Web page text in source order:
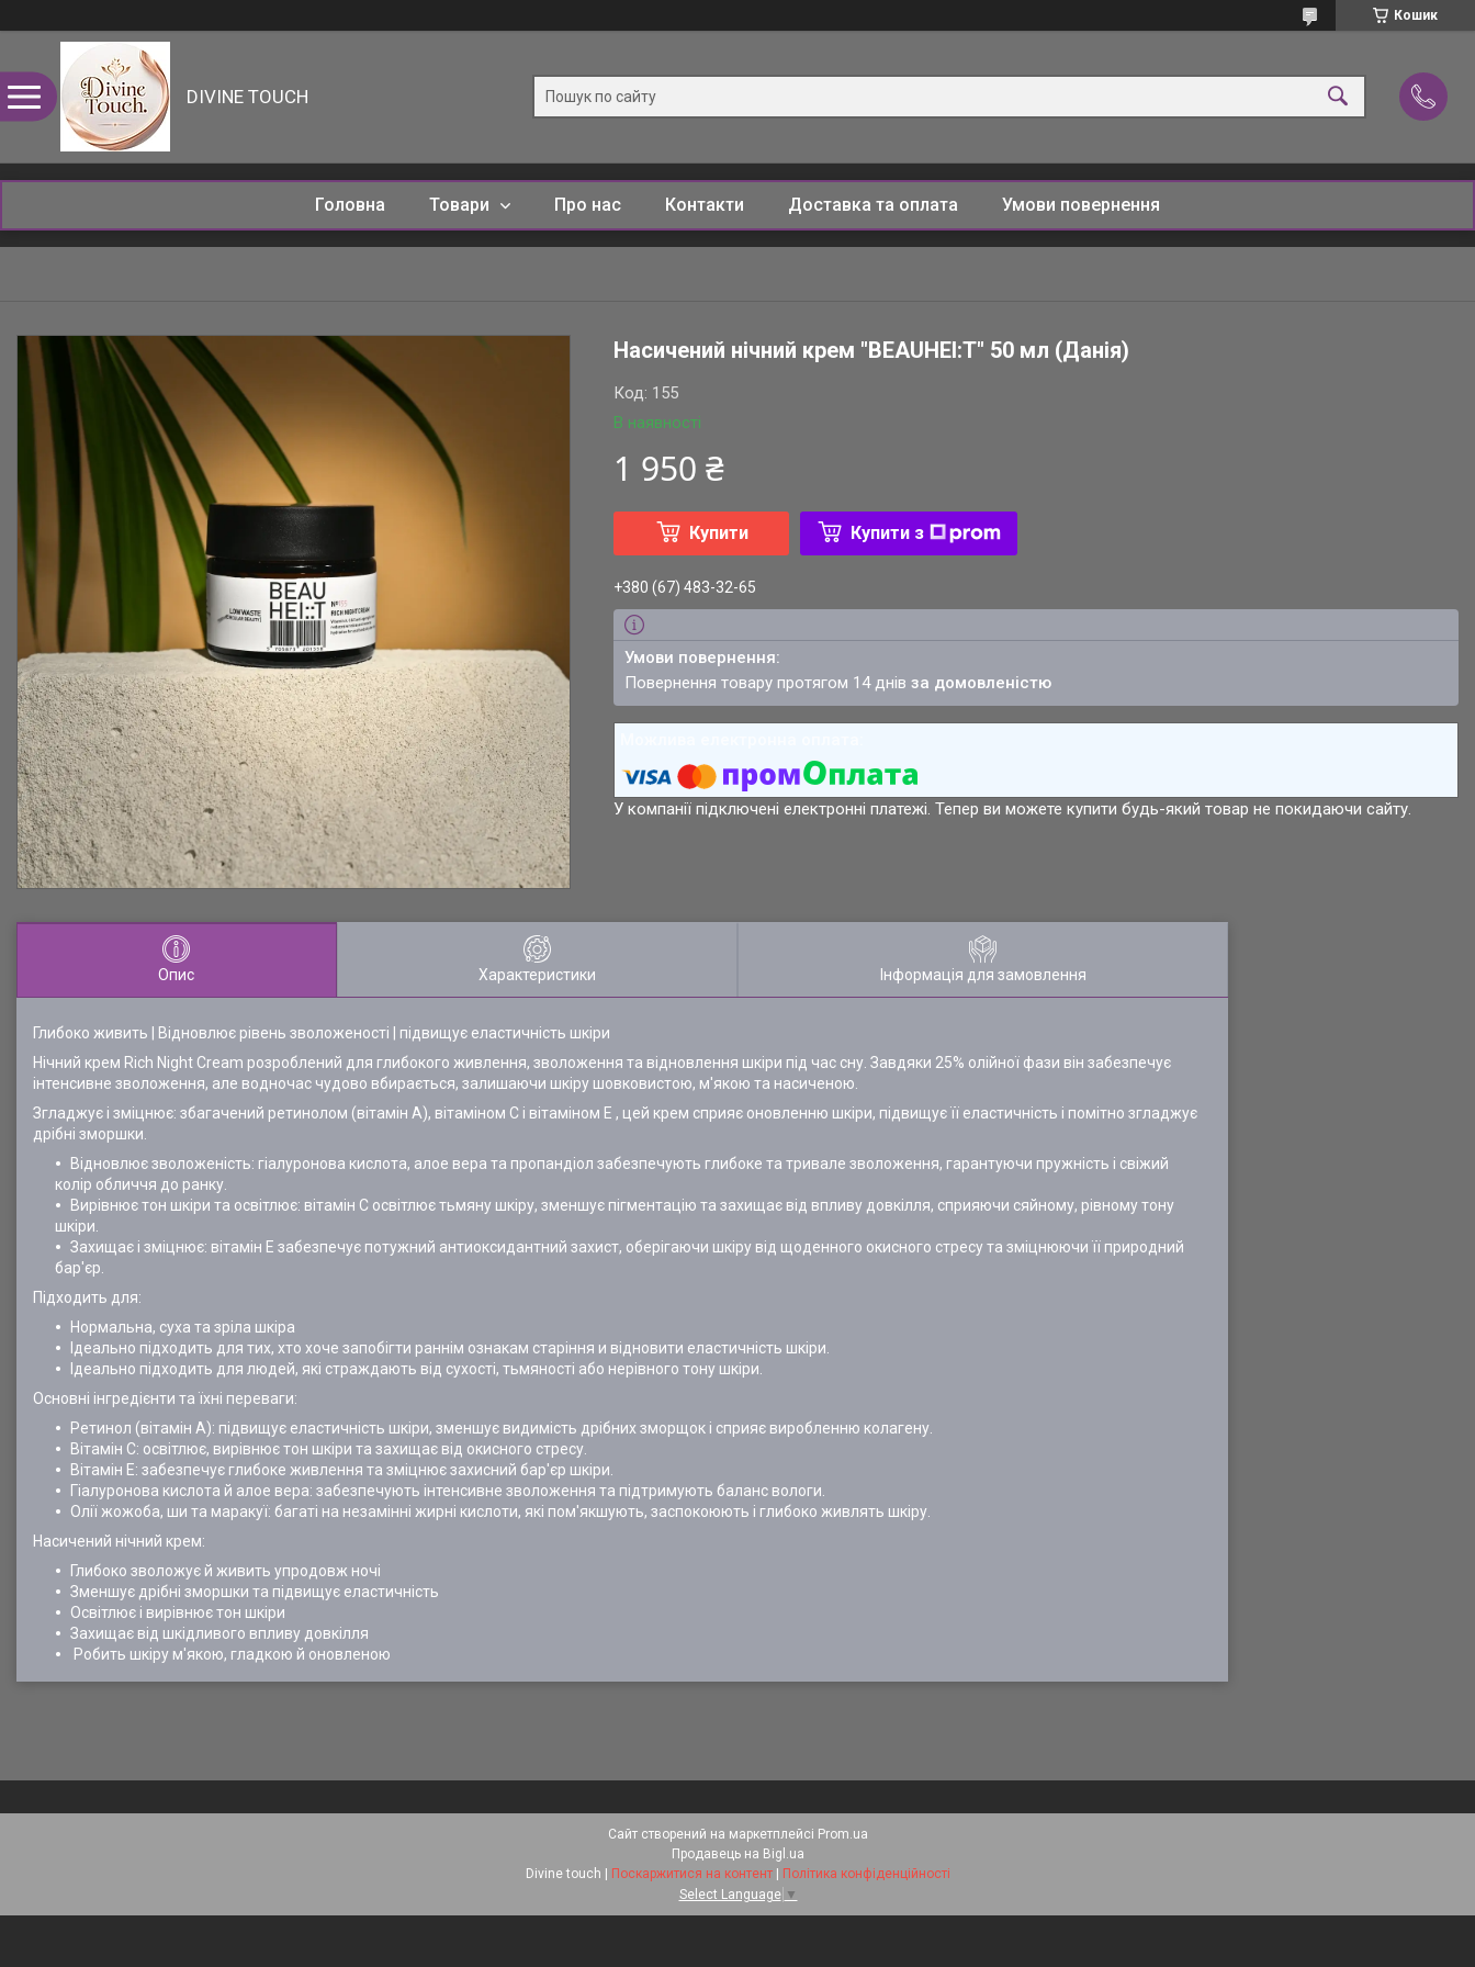
Кошик
DIVINE TOUCH
Головна Товари Про нас Контакти Доставка та оплата Умови повернення
Насичений нічний крем "BEAUHEI:T" 50 мл (Данія)
В наявності
Код: 155
1 950 ₴
Купити Купити з
+380 (67) 483-32-65
повернення товару протягом 14 днівза домовленістю
У компанії підключені електронні платежі. Тепер ви можете купити будь-який товар не покидаючи сайту.
Опис Характеристики Інформація для замовлення
Глибоко живить | Відновлює рівень зволоженості | підвищує еластичність шкіри
Нічний крем Rich Night Cream розроблений для глибокого живлення, зволоження та відновлення шкіри під час сну. Завдяки 25% олійної фази він забезпечує
інтенсивне зволоження, але водночас чудово вбирається, залишаючи шкіру шовковистою, м'якою та насиченою.
Згладжує і зміцнює: збагачений ретинолом (вітамін А), вітаміном C і вітаміном Е , цей крем сприяє оновленню шкіри, підвищує її еластичність і помітно згладжує
дрібні зморшки.
Відновлює зволоженість: гіалуронова кислота, алое вера та пропандіол забезпечують глибоке та тривале зволоження, гарантуючи пружність і свіжий
колір обличчя до ранку.
Вирівнює тон шкіри та освітлює: вітамін С освітлює тьмяну шкіру, зменшує пігментацію та захищає від впливу довкілля, сприяючи сяйному, рівному тону
шкіри.
Захищає і зміцнює: вітамін Е забезпечує потужний антиоксидантний захист, оберігаючи шкіру від щоденного окисного стресу та зміцнюючи її природний
бар'єр.
Підходить для:
Нормальна, суха та зріла шкіра
Ідеально підходить для тих, хто хоче запобігти раннім ознакам старіння и відновити еластичність шкіри.
Ідеально підходить для людей, які страждають від сухості, тьмяності або нерівного тону шкіри.
Основні інгредієнти та їхні переваги:
Ретинол (вітамін А): підвищує еластичність шкіри, зменшує видимість дрібних зморщок і сприяє виробленню колагену.
Вітамін С: освітлює, вирівнює тон шкіри та захищає від окисного стресу.
Вітамін Е: забезпечує глибоке живлення та зміцнює захисний бар'єр шкіри.
Гіалуронова кислота й алое вера: забезпечують інтенсивне зволоження та підтримують баланс вологи.
Олії жожоба, ши та маракуї: багаті на незамінні жирні кислоти, які пом'якшують, заспокоюють і глибоко живлять шкіру.
Насичений нічний крем:
Глибоко зволожує й живить упродовж ночі
Зменшує дрібні зморшки та підвищує еластичність
Освітлює і вирівнює тон шкіри
Захищає від шкідливого впливу довкілля
Робить шкіру м'якою, гладкою й оновленою
Сайт створений на маркетплейсі Prom.ua
Продавець на Bigl.ua
Поскаржитися на контент
Політика конфіденційності
Select Language ▼